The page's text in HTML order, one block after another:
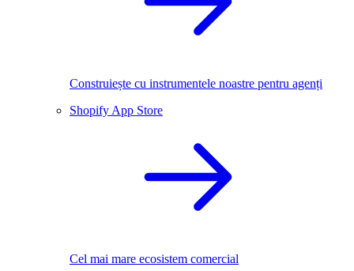
Construiește cu instrumentele noastre pentru agenți
Shopify App Store
Cel mai mare ecosistem comercial